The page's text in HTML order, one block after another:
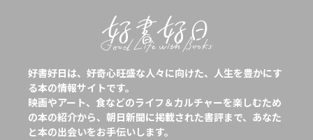
好書好日は、好奇心旺盛な人々に向けた、人生を豊かにす
る本の情報サイトです。
映画やアート、食などのライフ＆カルチャーを楽しむため
の本の紹介から、朝日新聞に掲載された書評まで、あなた
と本の出会いをお手伝いします。